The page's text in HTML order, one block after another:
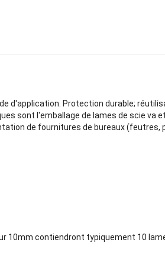
d'application. Protection durable;
sont l'emballage de lames de scie va
de fournitures de bureaux (feutres,
10mm contiendront typiquement 10